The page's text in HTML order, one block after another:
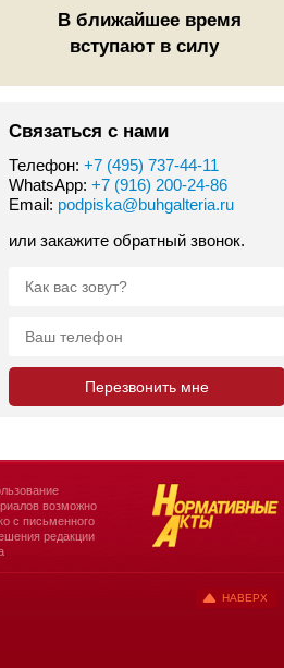
В ближайшее время
вступают в силу
Связаться с нами
Телефон: +7 (495) 737-44-11
WhatsApp: +7 (916) 200-24-86
Email: podpiska@buhgalteria.ru
или закажите обратный звонок.
возможно
с письменного
редакции
НАВЕРХ